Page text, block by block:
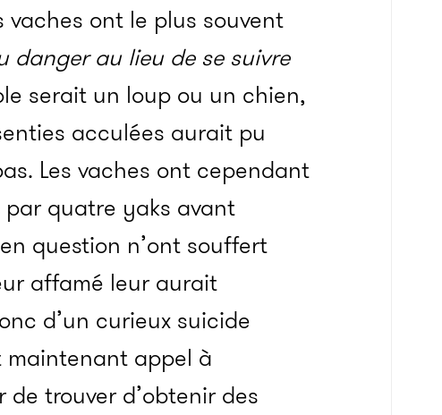
ont le plus souvent
danger au lieu de se suivre
serait un loup ou un chien,
acculées aurait pu
Les vaches ont cependant
quatre yaks avant
question n’ont souffert
affamé leur aurait
d’un curieux suicide
maintenant appel à
de trouver d’obtenir des